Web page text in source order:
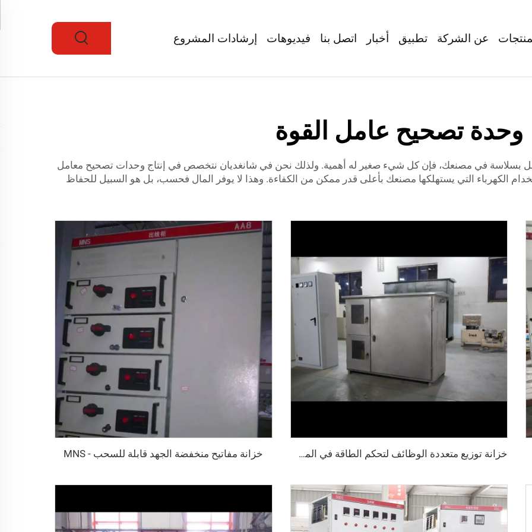
عن الشركة تطبيق أخبار اتصل بنا فيديوهات إرشادات المشروع
وحدة تصحيح عامل القوة
بسلاسة في مصنعك، فإن كل شيء صغير له أهمية. ولذلك نحن في شانغديان نتخصص في إنتاج وحدات تصحيح معامل
الكهرباء التي يستهلكها مصنعك بأعلى قدر ممكن من الكفاءة. وهذا لا يوفر المال فحسب، بل هو السبيل للحفاظ
خزانة توزيع متعددة الوظائف لتحكم الطاقة في المصنع والمبني خزانة مفاتيح منخفضة الجهد قابلة للسحب - MNS